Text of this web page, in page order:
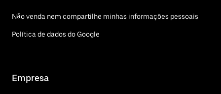
Não venda nem compartilhe minhas informações pessoais
Política de dados do Google
Empresa